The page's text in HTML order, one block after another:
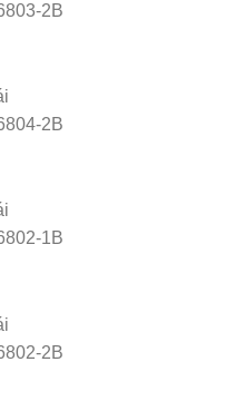
2B
2B
1B
2B